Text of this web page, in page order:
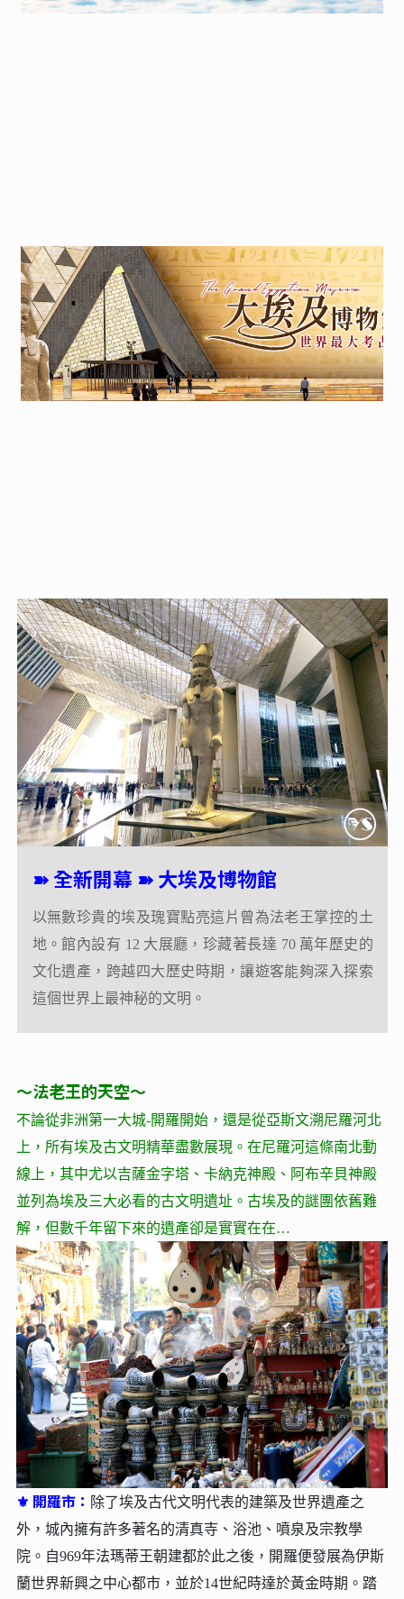
➽ 全新開幕 ➽ 大埃及博物館
以無數珍貴的埃及瑰寶點亮這片曾為法老王掌控的土
地。館內設有 12 大展廳，珍藏著長達 70 萬年歷史的
文化遺產，跨越四大歷史時期，讓遊客能夠深入探索
這個世界上最神秘的文明。
➽ 全新開幕 ➽ 大埃及博物館
以無數珍貴的埃及瑰寶點亮這片曾為法老王掌控的土
地。館內設有 12 大展廳，珍藏著長達 70 萬年歷史的
文化遺產，跨越四大歷史時期，讓遊客能夠深入探索
這個世界上最神秘的文明。
～法老王的天空～
不論從非洲第一大城-開羅開始，還是從亞斯文溯尼羅河北
上，所有埃及古文明精華盡數展現。在尼羅河這條南北動
線上，其中尤以吉薩金字塔、卡納克神殿、阿布辛貝神殿
並列為埃及三大必看的古文明遺址。古埃及的謎團依舊難
解，但數千年留下來的遺產卻是實實在在…
⚜ 開羅市： 除了埃及古代文明代表的建築及世界遺產之
外，城內擁有許多著名的清真寺、浴池、噴泉及宗教學
院。自969年法瑪蒂王朝建都於此之後，開羅便發展為伊斯
蘭世界新興之中心都市，並於14世紀時達於黃金時期。踏